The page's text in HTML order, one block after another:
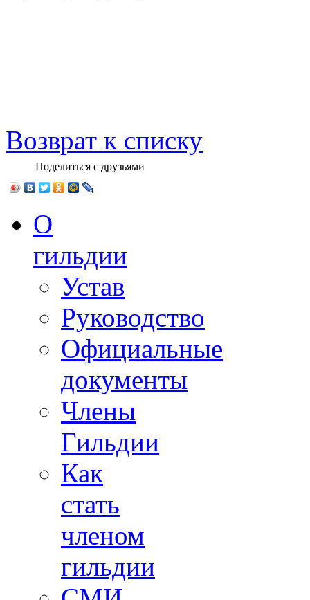
Возврат к списку
Поделиться с друзьями
О
гильдии
Устав
Руководство
Официальные
документы
Члены
Гильдии
Как
стать
членом
гильдии